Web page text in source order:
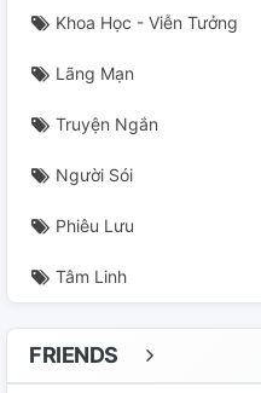
Khoa Học - Viễn Tưởng
Lãng Mạn
Truyện Ngắn
Người Sói
Phiêu Lưu
Tâm Linh
FRIENDS